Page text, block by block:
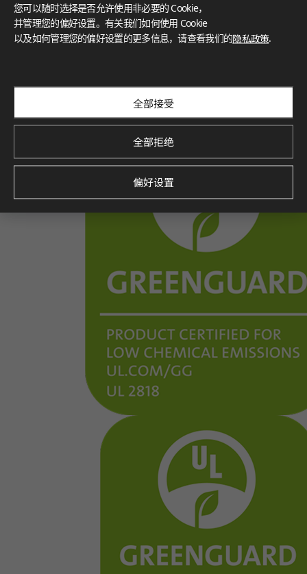
您可以随时选择是否允许使用非必要的 Cookie，
并管理您的偏好设置。有关我们如何使用 Cookie
以及如何管理您的偏好设置的更多信息，请查看我们的隐私政策.
全部接受
全部拒绝
偏好设置